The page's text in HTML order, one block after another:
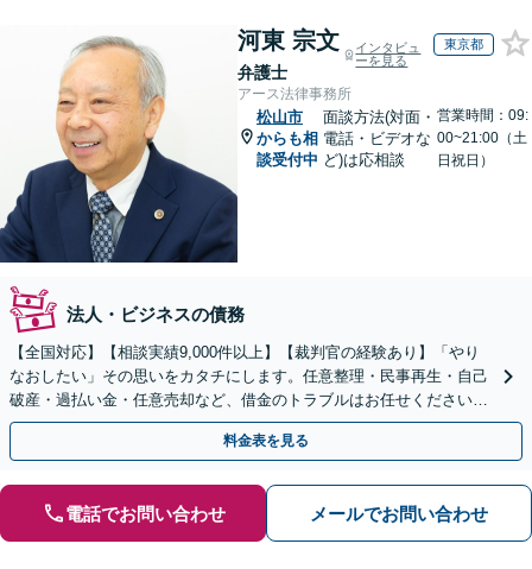
河東 宗文
弁護士
インタビュ
ーを見る
東京都
アース法律事務所
松山市
からも相
談受付中
面談方法(対面・
電話・ビデオな
ど)は応相談
営業時間：09:
00~21:00（土
日祝日）
法人・ビジネスの債務
【全国対応】【相談実績9,000件以上】【裁判官の経験あり】「やり
なおしたい」その思いをカタチにします。任意整理・民事再生・自己
破産・過払い金・任意売却など、借金のトラブルはお任せください。
【初回相談無料】【全国対応可能】
料金表を見る
電話でお問い合わせ メールでお問い合わせ